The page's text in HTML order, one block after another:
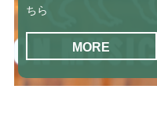
ちら
MORE